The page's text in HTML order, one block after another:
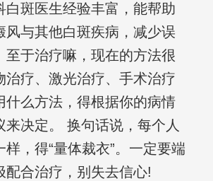
白斑医生经验丰富，能帮助
风与其他白斑疾病，减少误
至于治疗嘛，现在的方法很
治疗、激光治疗、手术治疗
什么方法，得根据你的病情
来决定。 换句话说，每个人
样，得“量体裁衣”。一定要端
配合治疗，别失去信心!